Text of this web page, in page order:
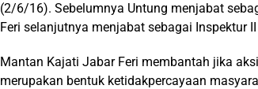
(2/6/16). Sebelumnya Untung menjabat
Feri selanjutnya menjabat sebagai Inspektur
Mantan Kajati Jabar Feri membantah jika
merupakan bentuk ketidakpercayaan